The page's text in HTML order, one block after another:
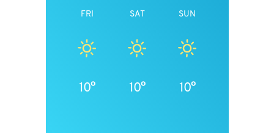
FRI
10°
SAT
10°
SUN
10°